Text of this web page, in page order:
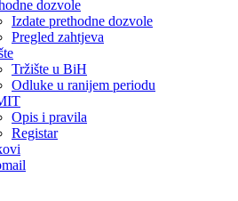
dozvole
Izdate prethodne dozvole
Pregled zahtjeva
Tržište u BiH
Odluke u ranijem periodu
Opis i pravila
Registar